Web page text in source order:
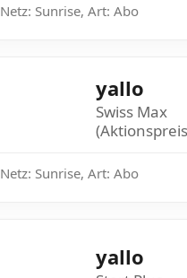
Netz: Sunrise, Art: Abo
yallo
Swiss Max
Netz: Sunrise, Art: Abo
yallo